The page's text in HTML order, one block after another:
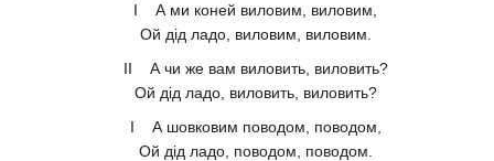
І А ми коней виловим, виловим,
Ой дід ладо, виловим, виловим.
II А чи же вам виловить, виловить?
Ой дід ладо, виловить, виловить?
І А шовковим поводом, поводом,
Ой дід ладо, поводом, поводом.